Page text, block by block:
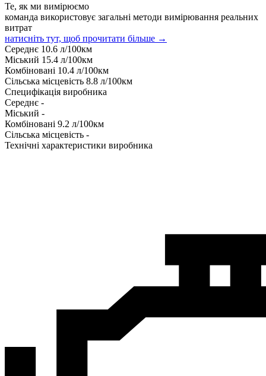
Те, як ми вимірюємо
команда використовує загальні методи вимірювання реальних
витрат
натисніть тут, щоб прочитати більше →
Середнє 10.6 л/100км
Міський 15.4 л/100км
Комбіновані 10.4 л/100км
Сільська місцевість 8.8 л/100км
Специфікація виробника
Середнє -
Міський -
Комбіновані 9.2 л/100км
Сільська місцевість -
Технічні характеристики виробника